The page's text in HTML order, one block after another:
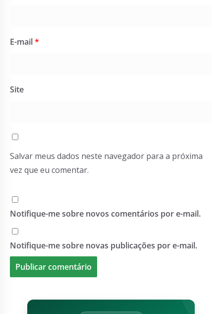
E-mail*
Site
Salvar meus dados neste navegador para a próxima
vez que eu comentar.
Notifique-me sobre novos comentários por e-mail.
Notifique-me sobre novas publicações por e-mail.